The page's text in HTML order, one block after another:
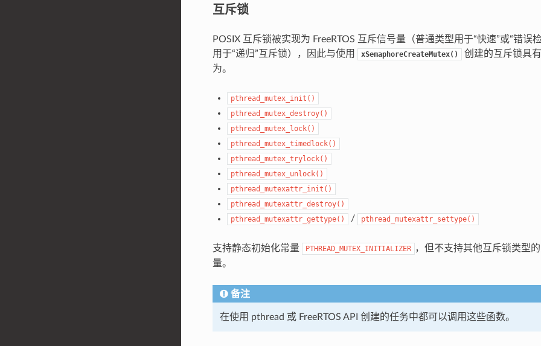
互斥锁
POSIX 互斥锁被实现为 FreeRTOS 互斥信号量（普通类型用于“快速”或“错误
用于“递归”互斥锁），因此与使用
xSemaphoreCreateMutex()
创建的互斥锁具
为。
pthread_mutex_init()
pthread_mutex_destroy()
pthread_mutex_lock()
pthread_mutex_timedlock()
pthread_mutex_trylock()
pthread_mutex_unlock()
pthread_mutexattr_init()
pthread_mutexattr_destroy()
pthread_mutexattr_gettype()
/ pthread_mutexattr_settype()
支持静态初始化常量 PTHREAD_MUTEX_INITIALIZER ，但不支持其他互斥锁类型
量。
备注
在使用 pthread 或 FreeRTOS API 创建的任务中都可以调用这些函数。